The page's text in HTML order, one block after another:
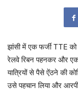
झांसी में एक फर्जी TTE
रेलवे रिबन पहनकर और
यात्रियों से पैसे ऐंठने की
उसे पहचान लिया और